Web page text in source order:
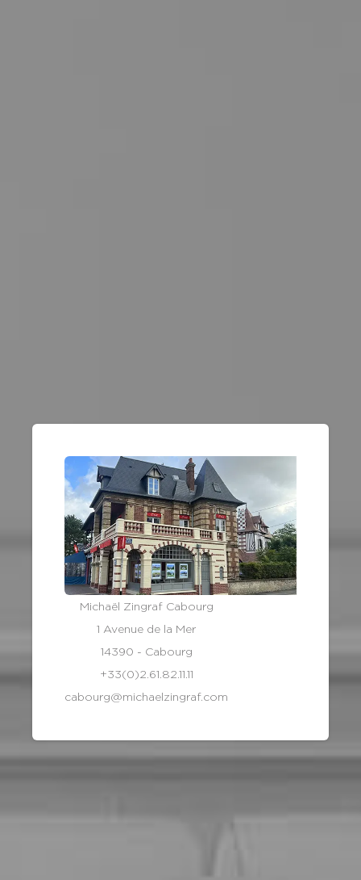
Michaël Zingraf Cabourg
1 Avenue de la Mer
14390 - Cabourg
+33(0)2.61.82.11.11
cabourg@michaelzingraf.com